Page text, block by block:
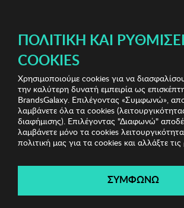
Tantra Clearance Γυναικεία
Φόρεμα TANTRA
Tantra Clearance
Λήγει σε: 00ημέρες | 00ώρες 00λεπτά 00
ΠΟΛΙΤΙΚΉ ΚΑΙ
COOKIES
Χρησιμοποιούμε cookies για να
την καλύτερη δυνατή εμπειρία ως
BrandsGalaxy. Επιλέγοντας «Συμφωνώ»,
λαμβάνετε όλα τα cookies
διαφήμισης). Επιλέγοντας "Διαφωνώ"
λαμβάνετε μόνο τα cookies
πολιτική μας για τα cookies και αλλάξτε τις
ΣΥΜΦΩΝΩ